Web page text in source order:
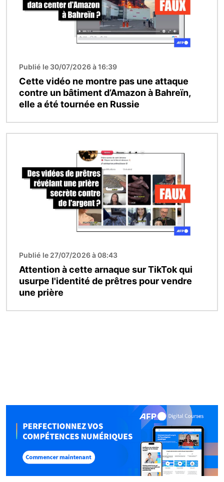
Publié le 30/07/2026 à 16:39
Cette vidéo ne montre pas une attaque
contre un bâtiment d’Amazon à Bahreïn,
elle a été tournée en Russie
Publié le 27/07/2026 à 08:43
Attention à cette arnaque sur TikTok qui
usurpe l'identité de prêtres pour vendre
une prière